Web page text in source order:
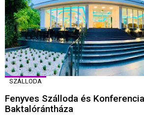
SZÁLLODA
Fenyves Szálloda és
Baktalórántháza